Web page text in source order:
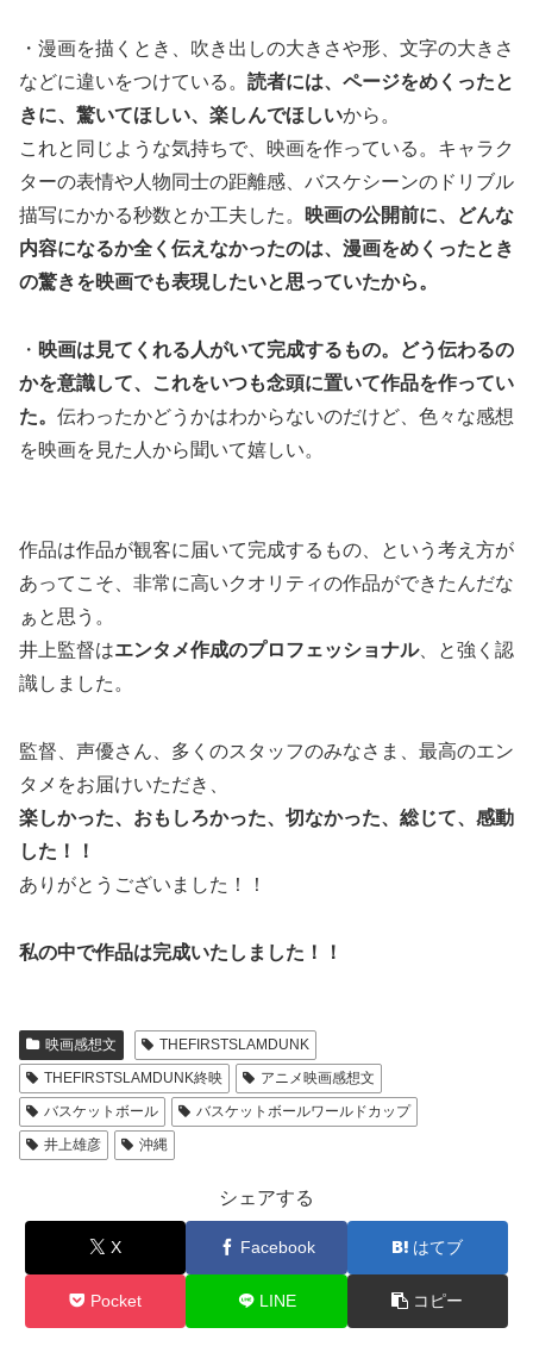
・漫画を描くとき、吹き出しの大きさや形、文字の大きさ
などに違いをつけている。 読者には、ページをめくったと
きに、驚いてほしい、楽しんでほしいから。
これと同じような気持ちで、映画を作っている。キャラク
ターの表情や人物同士の距離感、バスケシーンのドリブル
描写にかかる秒数とか工夫した。
映画の公開前に、どんな
内容になるか全く伝えなかったのは、漫画をめくったとき
の驚きを映画でも表現したいと思っていたから。
・ 映画は見てくれる人がいて完成するもの。どう伝わるの
かを意識して、これをいつも念頭に置いて作品を作ってい
た。 伝わったかどうかはわからないのだけど、色々な感想
を映画を見た人から聞いて嬉しい。
作品は作品が観客に届いて完成するもの、という考え方が
あってこそ、非常に高いクオリティの作品ができたんだな
ぁと思う。
井上監督はエンタメ作成のプロフェッショナル、と強く認
識しました。
監督、声優さん、多くのスタッフのみなさま、最高のエン
タメをお届けいただき、
楽しかった、おもしろかった、切なかった、総じて、感動
した！！
ありがとうございました！！
私の中で作品は完成いたしました！！
映画感想文
THEFIRSTSLAMDUNK
THEFIRSTSLAMDUNK終映
アニメ映画感想文
バスケットボール
バスケットボールワールドカップ
井上雄彦
沖縄
シェアする
X Facebook はてブ
Pocket LINE コピー